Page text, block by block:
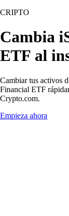
CRIPTO
Cambia
ETF al
Cambiar tus activos
Financial ETF
Crypto.com.
Empieza ahora